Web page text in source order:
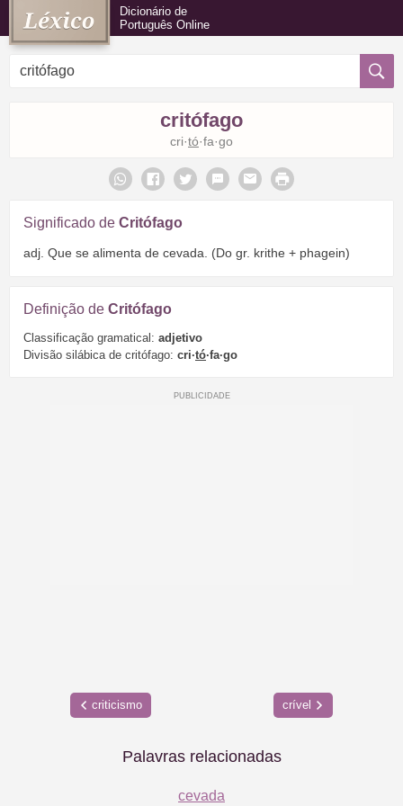
Dicionário de
Português Online
critófago
cri·tó·fa·go
Significado de Critófago
adj. Que se alimenta de cevada. (Do gr. krithe + phagein)
Definição de Critófago
Classificação gramatical: adjetivo
Divisão silábica de critófago: cri·tó·fa·go
criticismo crível
Palavras relacionadas
cevada